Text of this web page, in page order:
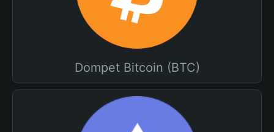
Dompet Bitcoin (BTC)